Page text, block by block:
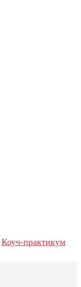
Коуч-практикум